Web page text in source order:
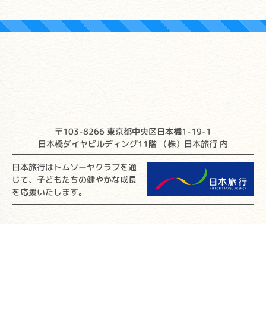
〒103-8266 東京都中央区日本橋1-19-1
日本橋ダイヤビルディング11階 （株）日本旅行 内
日本旅行はトムソーヤクラブを通
じて、子どもたちの健やかな成長
を応援いたします。